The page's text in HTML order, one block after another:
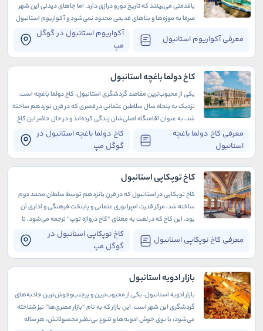
معرفی آکواریوم استانبول
آکواریوم استانبول در گوگل
مپ
باقدمتی می‌بینند که تاریخ دور و درازی دارد. اما جاهای دیدنی این شهر
صرفا به موزه‌ها و بناهای قدیمی محدود نمی‌شود و آکواریوم استانبول
کاخ دولما باغچه استانبول
معرفی کاخ دولما باغچه
استانبول
کاخ دولما باغچه استانبول در
گوگل مپ
یکی از محبوب‌ترین مقاصد گردشگری استانبول، کاخ دولما باغچه است.
نزدیک به پنجاه سال سلاطین عثمانی در قصری که در قرن نوزدهم ساخته
شد، به عنوان اقامتگاه اصلی‌شان زندگی کرده‌اند و در حال حاضر این کاخ
به عنوان موزه در دسترس عموم قرار دارد.
کاخ توپکاپی استانبول
معرفی کاخ توپکاپی استانبول
کاخ توپکاپی استانبول در
گوگل مپ
کاخ توپکاپی در استانبول که در قرن پانزدهم توسط سلطان محمد دوم
ساخته شد، مرکز قدرت امپراتوری عثمانی و پایتخت فرهنگی و اداری آن
بود. این کاخ که در لغت به معنای “کاخ دروازه توپ” ترجمه می‌شود، تا
قرن نوزدهم به آن کاخ جدید می‌گفتند.
بازار ادویه استانبول
بازار ادویه استانبول، یکی از محبوب‌ترین و پرجنب‌وجوش‌ترین جاذبه‌های
گردشگری این شهر است. این بازار که به نام “بازار مصری‌ها” نیز شناخته
می‌شود، با بوی خوش ادویه‌ها و تنوع بی‌نظیر محصولاتش، هر ساله